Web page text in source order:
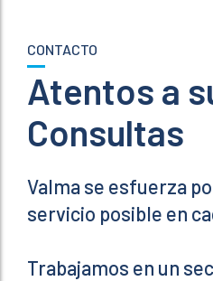
CONTACTO
Atentos a
Consultas
Valma se esfuerza
servicio posible en
Trabajamos en un